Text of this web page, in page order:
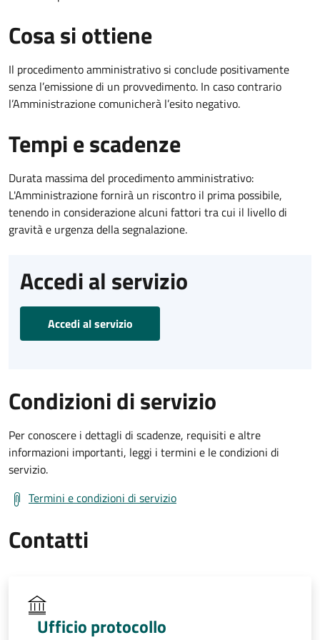
Cosa si ottiene
Il procedimento amministrativo si conclude positivamente
senza l’emissione di un provvedimento. In caso contrario
l’Amministrazione comunicherà l’esito negativo.
Tempi e scadenze
Durata massima del procedimento amministrativo:
L'Amministrazione fornirà un riscontro il prima possibile,
tenendo in considerazione alcuni fattori tra cui il livello di
gravità e urgenza della segnalazione.
Accedi al servizio
Accedi al servizio
Condizioni di servizio
Per conoscere i dettagli di scadenze, requisiti e altre
informazioni importanti, leggi i termini e le condizioni di
servizio.
Termini e condizioni di servizio
Contatti
Ufficio protocollo